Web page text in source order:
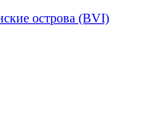
острова (BVI)